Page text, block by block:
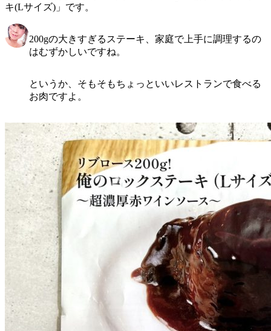
キ(Lサイズ)」 です。
200gの大きすぎるステーキ、家庭で上手に調理するの
はむずかしいですね。
というか、そもそもちょっといいレストランで食べる
お肉ですよ。